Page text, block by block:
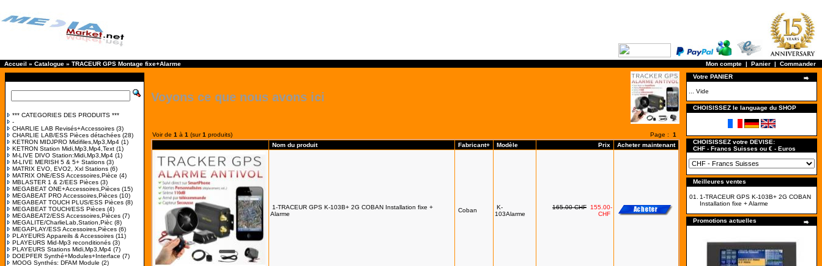
Accueil » Catalogue » TRACEUR GPS Montage fixe+Alarme Mon compte | Panier | Commander
*** CATEGORIES DES PRODUITS ***
-
CHARLIE LAB Revisés+Accessoires (3)
CHARLIE LAB/ESS Pièces détachées (28)
KETRON MIDJPRO Midifiles,Mp3,Mp4 (1)
KETRON Station Midi,Mp3,Mp4,Text (1)
M-LIVE DIVO Station:Midi,Mp3,Mp4 (1)
M-LIVE MERISH 5 & 5+ Stations (3)
MATRIX EVO, EVO2, Xxl Stations (6)
MATRIX ONE/ESS Accessoires,Pièce (4)
MBLASTER 1 & 2/EES Pièces (3)
MEGABEAT ONE+Accessoires,Pièces (15)
MEGABEAT PRO Accessoires,Pièces (10)
MEGABEAT TOUCH PLUS/ESS Pièces (8)
MEGABEAT TOUCH/ESS Pièces (4)
MEGABEAT2/ESS Accessoires,Pièces (7)
MEGALITE/CharlieLab,Station,Pièc (8)
MEGAPLAY/ESS Accessoires,Pièces (6)
PLAYEURS Appareils & Accessoires (11)
PLAYEURS Mid-Mp3 reconditionés (3)
PLAYEURS Stations Midi,Mp3,Mp4 (7)
DOEPFER Synthé+Modules+Interface (7)
MOOG Synthés: DFAM Module (2)
Voyons ce que nous avons ici
Voir de 1 à 1 (sur1 produits) Page : 1
Nom du produit
Fabricant+ Modèle Prix Acheter maintenant
1-TRACEUR GPS K-103B+ 2G COBAN Installation fixe +
Alarme
Coban
K-
103Alarme
165.00-CHF
155.00-
CHF
Votre PANIER
... Vide
CHOISISSEZ le language du SHOP
CHOISISSEZ votre DEVISE:
CHF - Francs Suisses ou € - Euros
Meilleures ventes
01.
1-TRACEUR GPS K-103B+ 2G COBAN
Installation fixe + Alarme
Promotions actuelles